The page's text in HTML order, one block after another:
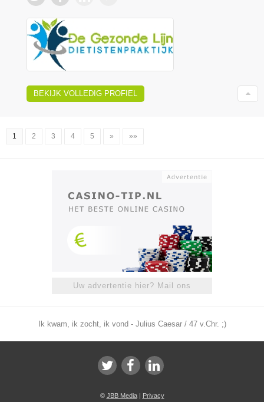
BEKIJK VOLLEDIG PROFIEL
1 2 3 4 5 » »»
Uw advertentie hier? Mail ons
Ik kwam, ik zocht, ik vond - Julius Caesar / 47 v.Chr. ;)
© JBB Media| Privacy